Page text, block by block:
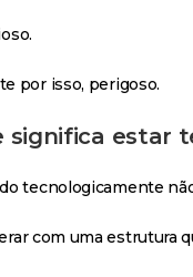
por isso, perigoso.
significa estar
tecnologicamente
com uma estrutura